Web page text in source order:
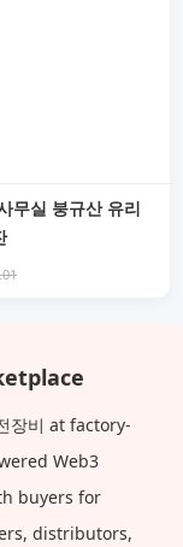
무실 붕규산 유리
장비 at factory-
Web3
buyers for
distributors,